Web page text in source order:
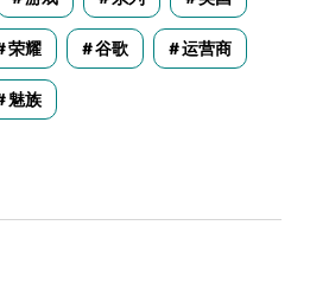
荣耀 谷歌 运营商
魅族